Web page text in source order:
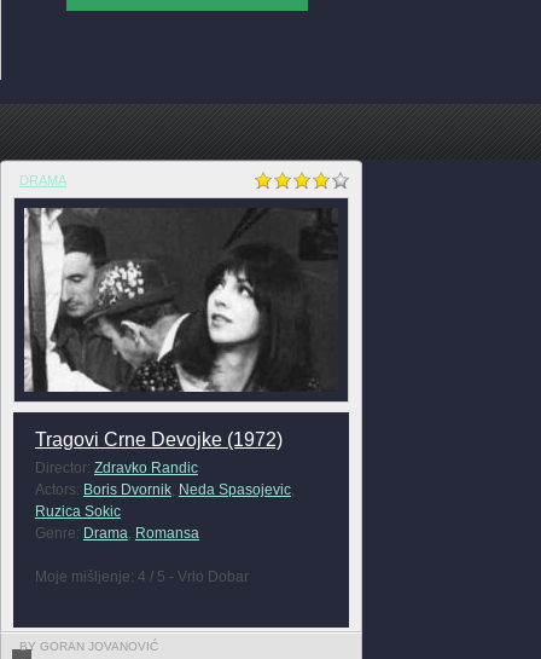
DRAMA
Tragovi Crne Devojke (1972)
Director: Zdravko Randic
Actors: Boris Dvornik, Neda Spasojevic,
Ruzica Sokic
Genre: Drama, Romansa
Moje mišljenje: 4 / 5 - Vrlo Dobar
BY GORAN JOVANOVIĆ